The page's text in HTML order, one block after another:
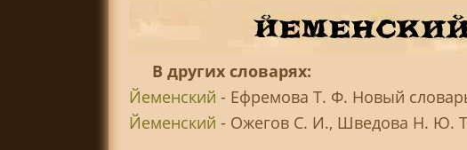
В других словарях:
Йеменский - Ефремова Т. Ф. Новый
Йеменский - Ожегов С. И., Шведова Н. Ю.